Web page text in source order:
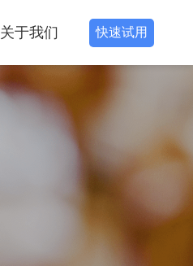
关于我们 快速试用